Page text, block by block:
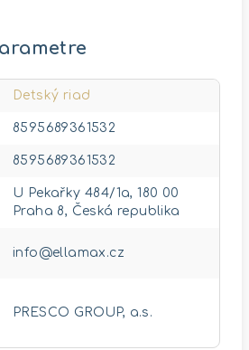
Detský riad
8595689361532
8595689361532
U Pekařky 484/1a, 180 00
Praha 8, Česká republika
info@ellamax.cz
PRESCO GROUP, a.s.